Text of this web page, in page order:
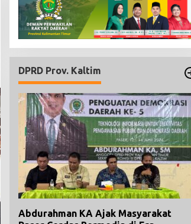
DPRD Prov. Kaltim
Abdurahman KA Ajak Masyarakat